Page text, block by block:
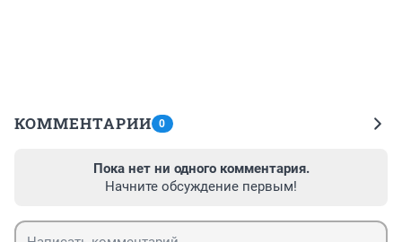
КОММЕНТАРИИ 0
Пока нет ни одного комментария.
Начните обсуждение первым!